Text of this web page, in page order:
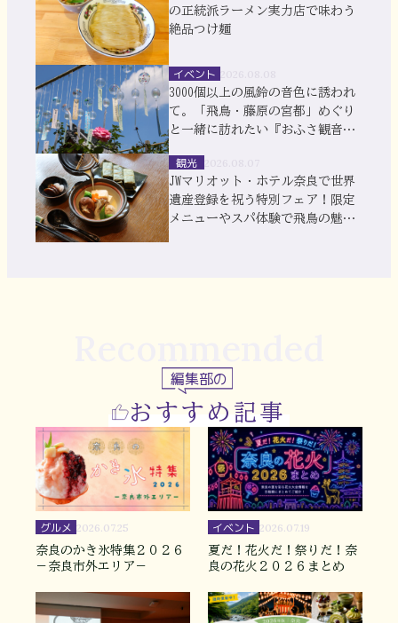
の正統派ラーメン実力店で味わう
絶品つけ麺
イベント
3000個以上の風鈴の音色に誘われ
て。「飛鳥・藤原の宮都」めぐり
と一緒に訪れたい『おふさ観音』
観光
JWマリオット・ホテル奈良で世界
遺産登録を祝う特別フェア！限定
メニューやスパ体験で飛鳥の魅力
編集部の
おすすめ記事
グルメ 2026.07.25
奈良のかき氷特集２０２６
－奈良市外エリア－
イベント 2026.07.19
夏だ！花火だ！祭りだ！奈
良の花火２０２６まとめ